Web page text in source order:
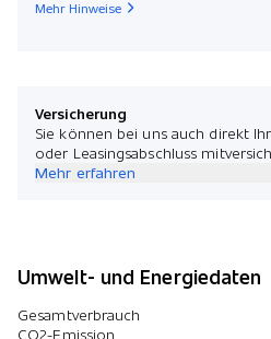
Mehr Hinweise
Versicherung
Sie können bei uns auch direkt
oder Leasingsabschluss
Mehr erfahren
Umwelt- und Energiedaten
Gesamtverbrauch
CO2-Emission